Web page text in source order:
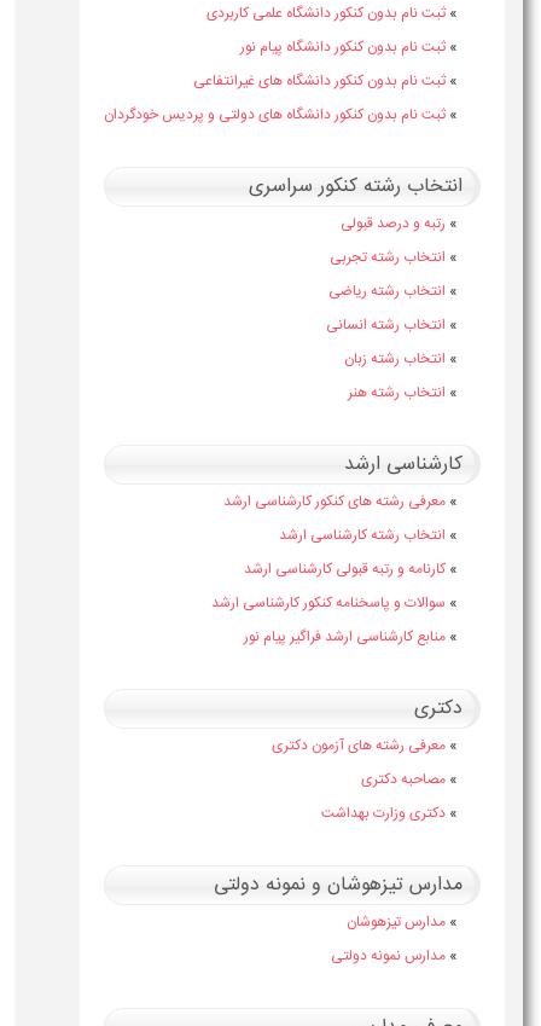
» ثبت نام بدون کنکور دانشگاه علمی کاربردی
» ثبت نام بدون کنکور دانشگاه پیام نور
» ثبت نام بدون کنکور دانشگاه های غیرانتفاعی
» ثبت نام بدون کنکور دانشگاه های دولتی و پردیس خودگردان
انتخاب رشته کنکور سراسری
» رتبه و درصد قبولی
» انتخاب رشته تجربی
» انتخاب رشته ریاضی
» انتخاب رشته انسانی
» انتخاب رشته زبان
» انتخاب رشته هنر
کارشناسی ارشد
» معرفی رشته های کنکور کارشناسی ارشد
» انتخاب رشته کارشناسی ارشد
» کارنامه و رتبه قبولی کارشناسی ارشد
» سوالات و پاسخنامه کنکور کارشناسی ارشد
» منابع کارشناسی ارشد فراگیر پیام نور
دکتری
» معرفی رشته های آزمون دکتری
» مصاحبه دکتری
» دکتری وزارت بهداشت
مدارس تیزهوشان و نمونه دولتی
» مدارس تیزهوشان
» مدارس نمونه دولتی